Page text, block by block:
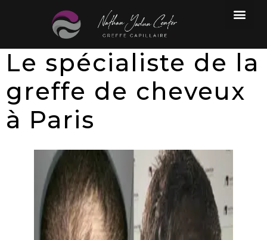
Le spécialiste de la
greffe de cheveux
à Paris